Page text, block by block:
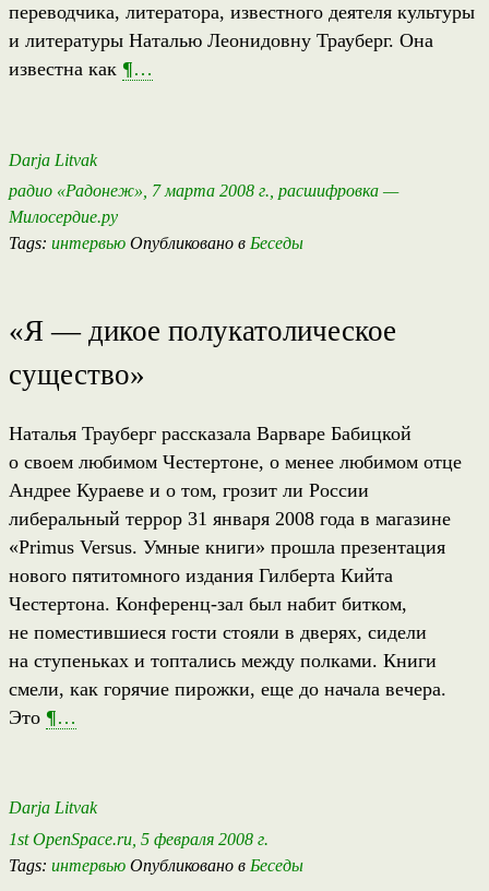
переводчика, литератора, известного деятеля культуры
и литературы Наталью Леонидовну Трауберг. Она
известна как ¶…
Darja Litvak
радио «Радонеж», 7 марта 2008 г., расшифровка —
Милосердие.ру
Tags: интервью Опубликовано в Беседы
«Я — дикое полукатолическое
существо»
Наталья Трауберг рассказала Варваре Бабицкой
о своем любимом Честертоне, о менее любимом отце
Андрее Кураеве и о том, грозит ли России
либеральный террор 31 января 2008 года в магазине
«Primus Versus. Умные книги» прошла презентация
нового пятитомного издания Гилберта Кийта
Честертона. Конференц-зал был набит битком,
не поместившиеся гости стояли в дверях, сидели
на ступеньках и топтались между полками. Книги
смели, как горячие пирожки, еще до начала вечера.
Это ¶…
Darja Litvak
1st OpenSpace.ru, 5 февраля 2008 г.
Tags: интервью Опубликовано в Беседы